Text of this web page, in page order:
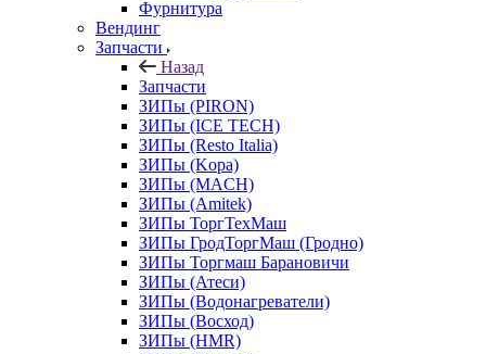
Фурнитура
Вендинг
Запчасти
Назад
Запчасти
ЗИПы (PIRON)
ЗИПы (ICE TECH)
ЗИПы (Resto Italia)
ЗИПы (Kopa)
ЗИПы (MACH)
ЗИПы (Amitek)
ЗИПы ТоргТехМаш
ЗИПы ГродТоргМаш (Гродно)
ЗИПы Торгмаш Барановичи
ЗИПы (Атеси)
ЗИПы (Водонагреватели)
ЗИПы (Восход)
ЗИПы (HMR)